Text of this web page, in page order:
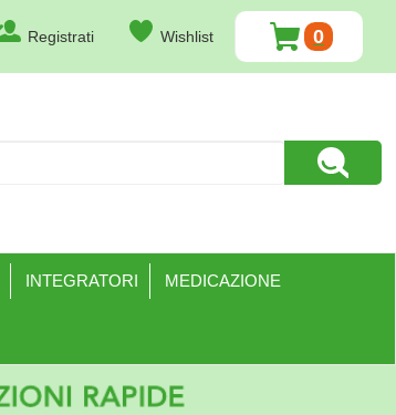
Registrati Wishlist 0
ARTICOLI
INSERITI
Cerca
INTEGRATORI MEDICAZIONE